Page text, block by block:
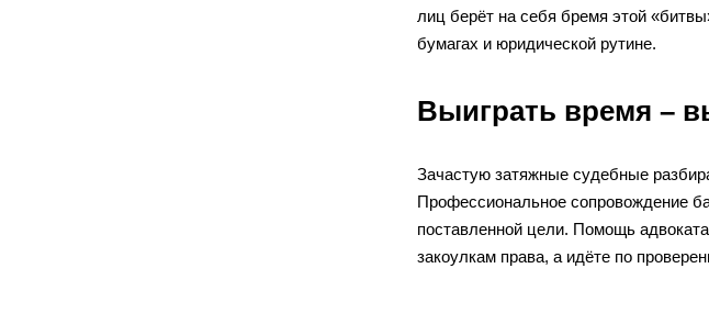
лиц берёт на себя бремя этой
бумагах и юридической рутине.
Выиграть время –
Зачастую затяжные судебные
Профессиональное сопровождение
поставленной цели. Помощь
закоулкам права, а идёте по